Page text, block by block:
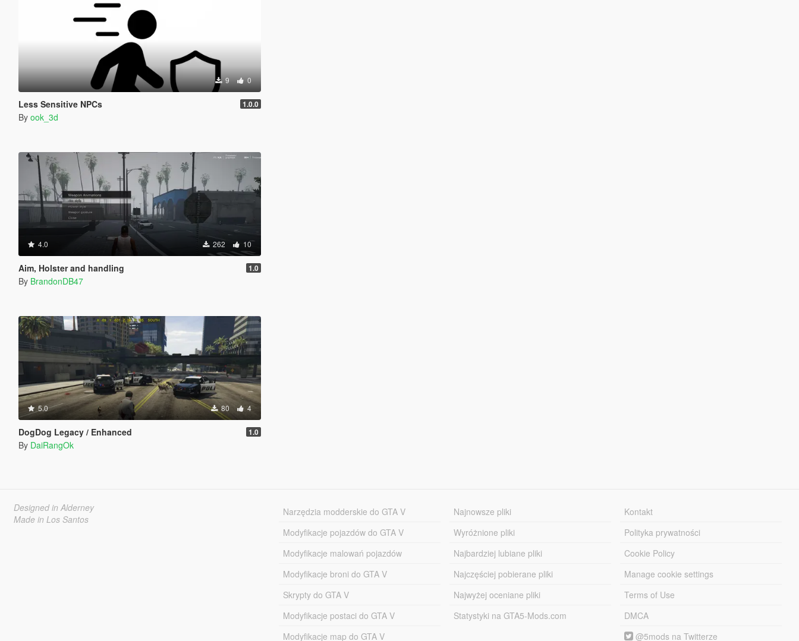
9 0
Less Sensitive NPCs 1.0.0
By ook_3d
4.0 262 10
Aim, Holster and handling 1.0
By BrandonDB47
5.0 80 4
DogDog Legacy / Enhanced 1.0
By DaiRangOk
Designed in Alderney
Made in Los Santos
Narzędzia modderskie do GTA V
Modyfikacje pojazdów do GTA V
Modyfikacje malowań pojazdów
Modyfikacje broni do GTA V
Skrypty do GTA V
Modyfikacje postaci do GTA V
Modyfikacje map do GTA V
Najnowsze pliki
Wyróżnione pliki
Najbardziej lubiane pliki
Najczęściej pobierane pliki
Najwyżej oceniane pliki
Statystyki na GTA5-Mods.com
Kontakt
Polityka prywatności
Cookie Policy
Manage cookie settings
Terms of Use
DMCA
@5mods na Twitterze